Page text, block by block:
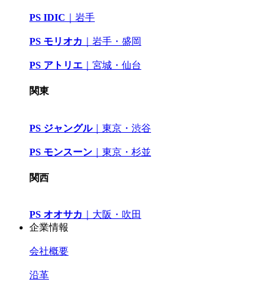
PS IDIC 岩手
PS モリオカ ｜岩手・盛岡
PS アトリエ 宮城・仙台
関東
PS ジャングル｜ 東京・渋谷
PS モンスーン 東京・杉並
関西
PS オオサカ
大阪・吹田
企業情報
会社概要
沿革